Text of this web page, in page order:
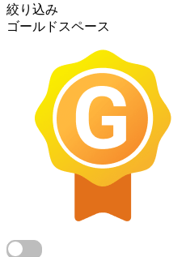
絞り込み
ゴールドスペース